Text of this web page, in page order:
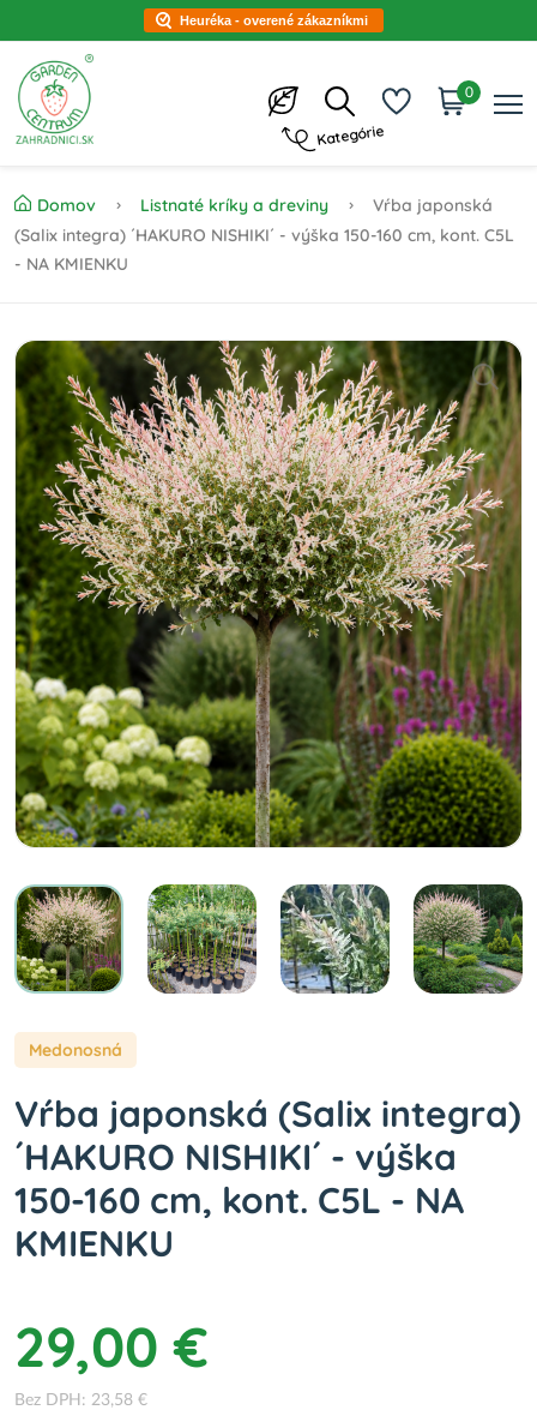
Heuréka - overené zákazníkmi
Kategórie
0
Domov Listnaté kríky a dreviny
Vŕba japonská
(Salix integra) ´HAKURO NISHIKI´ - výška 150-160 cm, kont. C5L
- NA KMIENKU
Medonosná
Vŕba japonská (Salix integra)
´HAKURO NISHIKI´ - výška
150-160 cm, kont. C5L - NA
KMIENKU
29,00 €
Bez DPH: 23,58 €